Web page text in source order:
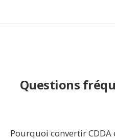
Questions
Pourquoi convertir CDDA